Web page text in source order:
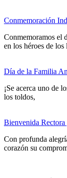
Conmemoración
Conmemoramos el
en los héroes de los
Día de la Familia
¡Se acerca uno de
los toldos,
Bienvenida
Con profunda
corazón su